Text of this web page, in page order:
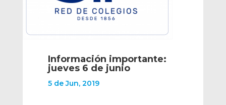
Información importante:
jueves 6 de junio
5 de Jun, 2019